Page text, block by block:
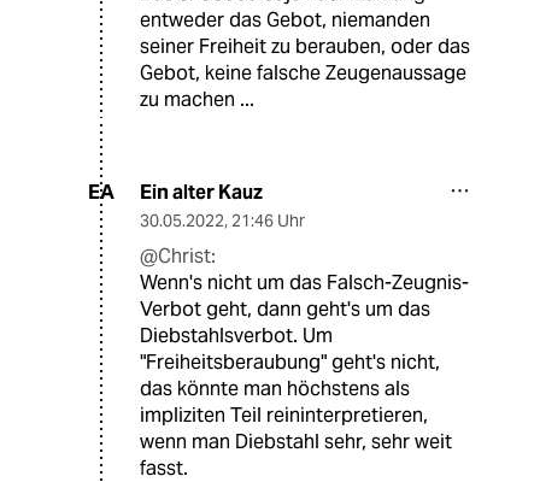
entweder das Gebot, niemanden
seiner Freiheit zu berauben, oder das
Gebot, keine falsche Zeugenaussage
zu machen ...
EA Ein alter Kauz
30.05.2022, 21:46 Uhr
@Christ:
Wenn's nicht um das Falsch-Zeugnis-
Verbot geht, dann geht's um das
Diebstahlsverbot. Um
"Freiheitsberaubung" geht's nicht,
das könnte man höchstens als
impliziten Teil reininterpretieren,
wenn man Diebstahl sehr, sehr weit
fasst.